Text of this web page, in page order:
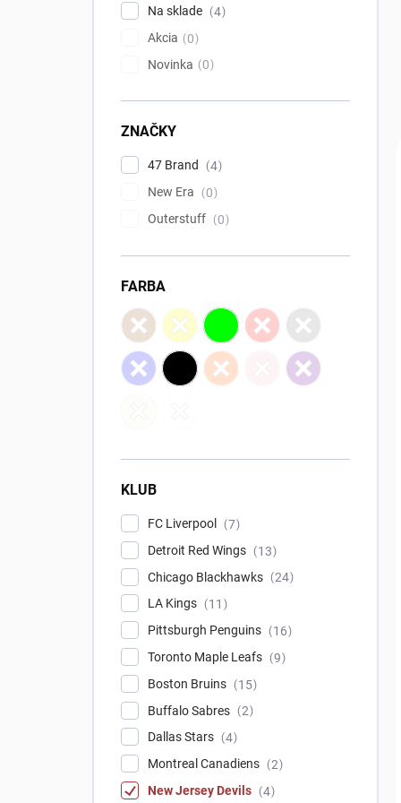
Na sklade
4
Akcia
0
Novinka
0
ZNAČKY
47 Brand
4
New Era
0
Outerstuff
0
FARBA
KLUB
FC Liverpool
7
Detroit Red Wings
13
Chicago Blackhawks
24
LA Kings
11
Pittsburgh Penguins
16
Toronto Maple Leafs
9
Boston Bruins
15
Buffalo Sabres
2
Dallas Stars
4
Montreal Canadiens
2
New Jersey Devils
4